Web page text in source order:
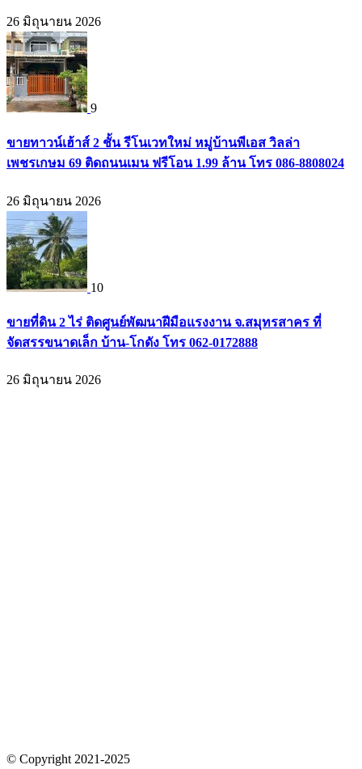
26 มิถุนายน 2026
9
ขายทาวน์เฮ้าส์ 2 ชั้น รีโนเวทใหม่ หมู่บ้านพีเอส วิลล่า
เพชรเกษม 69 ติดถนนเมน ฟรีโอน 1.99 ล้าน โทร 086-8808024
26 มิถุนายน 2026
10
ขายที่ดิน 2 ไร่ ติดศูนย์พัฒนาฝีมือแรงงาน จ.สมุทรสาคร ที่
จัดสรรขนาดเล็ก บ้าน-โกดัง โทร 062-0172888
26 มิถุนายน 2026
© Copyright 2021-2025